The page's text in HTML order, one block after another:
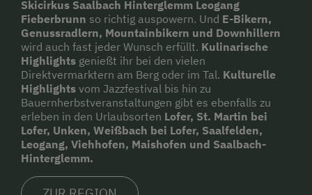
Skicirkus Saalbach Hinterglemm Leogang
Fieberbrunn so richtig auspowern. Und E-Bikern,
Genussradlern, Mountainbikern und Downhillern
wird auch fast jeder Wunsch erfüllt. Kulinarische
Highlights genießt ihr bei den vielen
Direktvermarktern am Berg oder im Tal. Kulturelle
Highlights vom Jazzfestival bis hin zu
Bauernherbstveranstaltungen gibt es ebenfalls zu
erleben in den Urlaubsorten Lofer, St. Martin bei
Lofer, Unken, Weißbach bei Lofer, Saalfelden,
Leogang, Viehhofen, Maishofen und Saalbach-
Hinterglemm.